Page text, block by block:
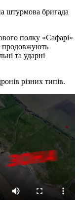
штурмова бригада
полку «Сафарі»
продовжують
та ударні
різних типів.